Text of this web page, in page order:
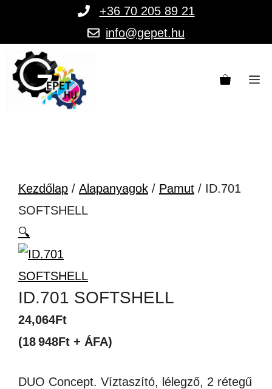
tartalomba
+36 70 205 89 21
info@gepet.hu
Kezdőlap / Alapanyagok / Pamut / ID.701
SOFTSHELL
🔍
ID.701 SOFTSHELL
24,064Ft
(18 948Ft + ÁFA)
DUO Concept. Víztaszító, lélegző, 2 rétegű